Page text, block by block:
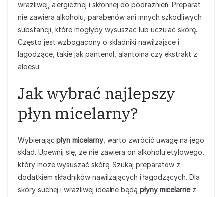
wrażliwej, alergicznej i skłonnej do podrażnień. Preparat
nie zawiera alkoholu, parabenów ani innych szkodliwych
substancji, które mogłyby wysuszać lub uczulać skórę.
Często jest wzbogacony o składniki nawilżające i
łagodzące, takie jak pantenol, alantoina czy ekstrakt z
aloesu.
Jak wybrać najlepszy
płyn micelarny?
Wybierając płyn micelarny , warto zwrócić uwagę na jego
skład. Upewnij się, że nie zawiera on alkoholu etylowego,
który może wysuszać skórę. Szukaj preparatów z
dodatkiem składników nawilżających i łagodzących. Dla
skóry suchej i wrażliwej idealne będą płyny micelarnez